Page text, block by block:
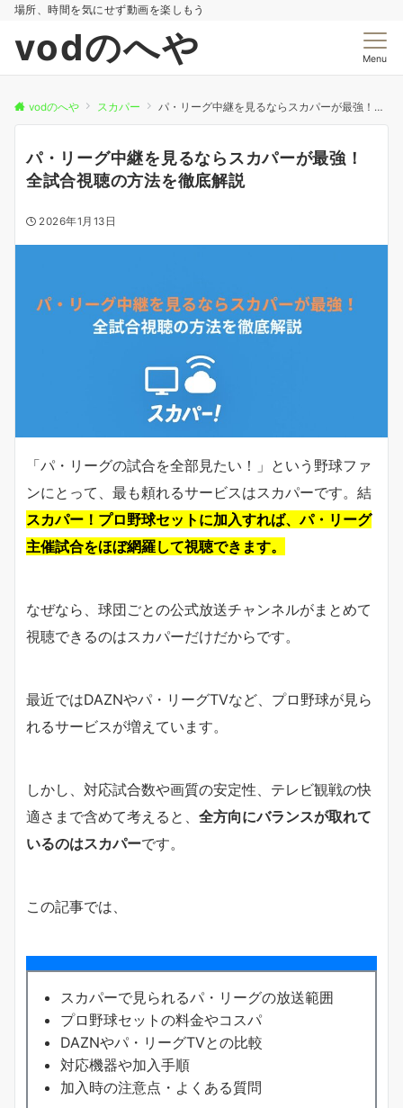
場所、時間を気にせず動画を楽しもう
vodのへや Menu
vodのへや スカパー パ・リーグ中継を見るならスカパーが最強！全試合視聴の方法を徹底解説
パ・リーグ中継を見るならスカパーが最強！
全試合視聴の方法を徹底解説
2026年1月13日
「パ・リーグの試合を全部見たい！」という野球ファ
ンにとって、最も頼れるサービスはスカパーです。結
スカパー！プロ野球セットに加入すれば、パ・リーグ
主催試合をほぼ網羅して視聴できます。
なぜなら、球団ごとの公式放送チャンネルがまとめて
視聴できるのはスカパーだけだからです。
最近ではDAZNやパ・リーグTVなど、プロ野球が見ら
れるサービスが増えています。
しかし、対応試合数や画質の安定性、テレビ観戦の快
適さまで含めて考えると、 全方向にバランスが取れて
いるのはスカパーです。
この記事では、
スカパーで見られるパ・リーグの放送範囲
プロ野球セットの料金やコスパ
DAZNやパ・リーグTVとの比較
対応機器や加入手順
加入時の注意点・よくある質問